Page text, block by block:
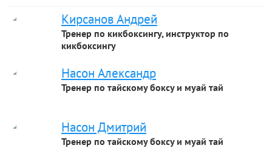
Кирсанов Андрей
Тренер по кикбоксингу, инструктор по
кикбоксингу
Насон Александр
Тренер по тайскому боксу и муай тай
Насон Дмитрий
Тренер по тайскому боксу и муай тай